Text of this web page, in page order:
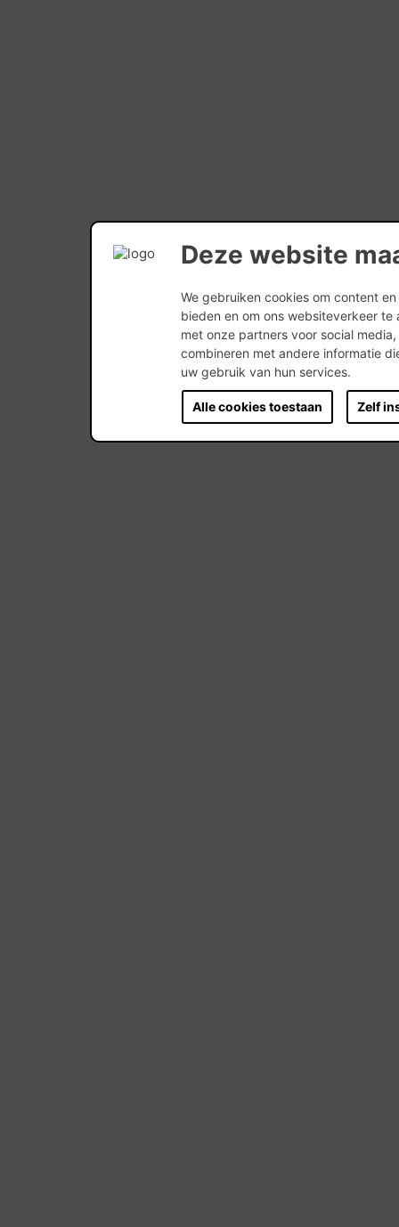
Deze website
We gebruiken cookies om content
bieden en om ons websiteverkeer
met onze partners voor social
combineren met andere informatie
uw gebruik van hun services.
Alle cookies toestaan Zelf